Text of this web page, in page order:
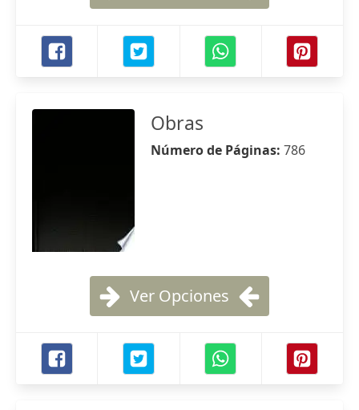
Obras
Número de Páginas: 786
Ver Opciones